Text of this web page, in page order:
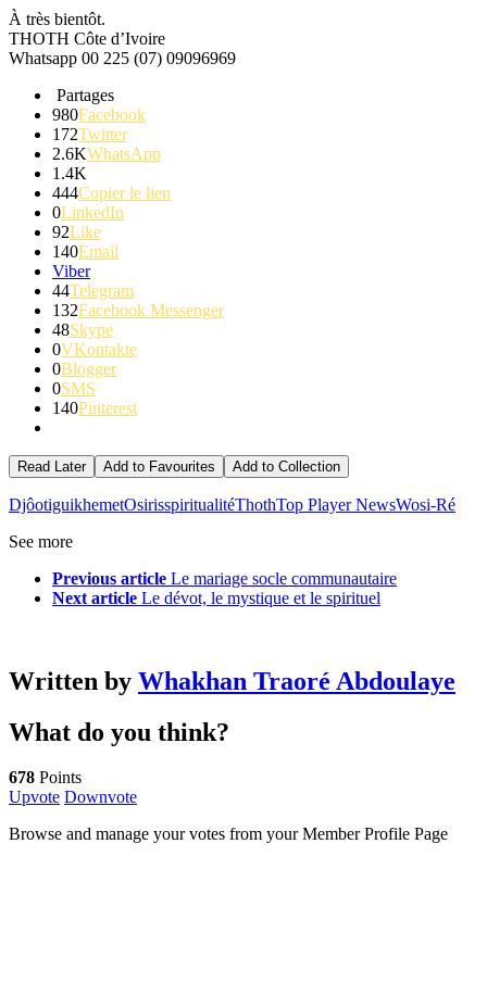
À très bientôt.
THOTH Côte d’Ivoire
Whatsapp 00 225 (07) 09096969
Partages
980Facebook
172Twitter
2.6KWhatsApp
1.4K
444Copier le lien
0LinkedIn
92Like
140Email
Viber
44Telegram
132Facebook Messenger
48Skype
0VKontakte
0Blogger
0SMS
140Pinterest
Read Later Add to Favourites Add to Collection
DjôotiguikhemetOsirisspiritualitéThothTop Player NewsWosi-Ré
See more
Previous article Le mariage socle communautaire
Next article Le dévot, le mystique et le spirituel
Written by Whakhan Traoré Abdoulaye
What do you think?
678 Points
Upvote Downvote
Browse and manage your votes from your Member Profile Page